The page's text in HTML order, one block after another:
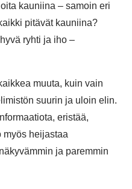
kauniina – samoin eri
pitävät kauniina?
ryhti ja iho –
muuta, kuin vain
suurin ja uloin elin.
eristää,
myös heijastaa
ja paremmin